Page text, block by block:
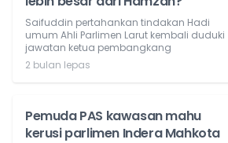
Saifuddin pertahankan tindakan Hadi
umum Ahli Parlimen Larut kembali duduki
jawatan ketua pembangkang
2 bulan lepas
Pemuda PAS kawasan mahu
kerusi parlimen Indera Mahkota